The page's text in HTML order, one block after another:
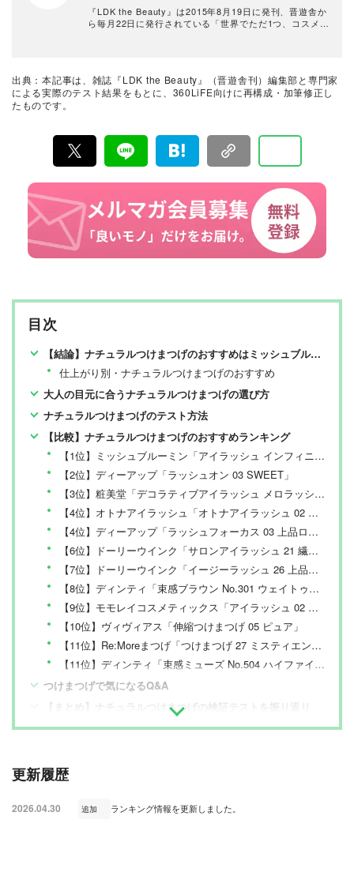
『LDK the Beauty』は2015年8月19日に発刊、晋遊舎か
ら毎月22日に発行されている「世界でただ1つ、コスメを
ディアで情報を発信中。姉妹誌であるテストする女性誌
『LDK』と同様、メーカーに忖度する事なく、編集部と
出典：本記事は、雑誌『LDK the Beauty』（晋遊舎刊）編集部と専門家
による実際のテスト結果をもとに、360LiFE向けに再構成・加筆修正し
たものです。
目次
【結論】ナチュラルつけまつげのおすすめはミッシュブルーミン【LDKが検証】
仕上がり別・ナチュラルつけまつげのおすすめ
大人の目元に合うナチュラルつけまつげの選び方
ナチュラルつけまつげのテスト方法
【比較】ナチュラルつけまつげのおすすめランキング
【1位】ミッシュブルーミン「アイラッシュ インフィニティライン NO.207 BR ピュアロング」
【2位】ディーアップ「ラッシュオン 03 SWEET」
【3位】粧美堂「デコラティブアイラッシュ メロラッシュ 05 なじませガール」
【4位】オトナアイラッシュ「オトナアイラッシュ 02 マスカラ仕上げ」
【4位】ディーアップ「ラッシュフォーカス 03 上品ロング」
【6位】ドーリーウインク「サロンアイラッシュ 21 繊細丸目なモモンガ」
【7位】ドーリーウインク「イージーラッシュ 26 上品束感」
【8位】ディンティ「束感ブラウン No.301 ウェイトゥゴー」
【9位】モモレイコスメティックス「アイラッシュ 02 ピンコアイ」
【10位】ヴィヴィアス「伸縮つけまつげ 05 ピュア」
【11位】Re:Moreまつげ「つけまつげ 27 ミスティエンジェル」
【11位】ディンティ「束感ミューズ No.504 ハイファイブ！」
つけまつげで気になるQ&A
【まとめ】ナチュラルつけまつげの検証テストを振り返り
更新履歴
2026.04.30 追加 ランキング情報を更新しました。